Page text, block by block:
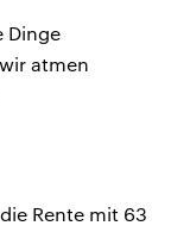
Dinge
atmen
Rente mit 63